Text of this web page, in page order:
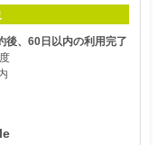
後、60日以内の利用完了